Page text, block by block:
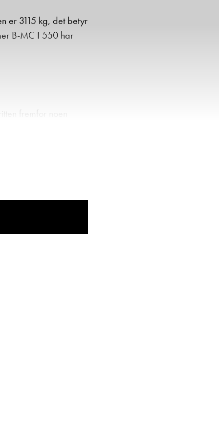
er 3115 kg, det betyr
B-MC I 550 har
fremfor noen
i ulike prisklasser,
bobil- og
nøyaktig det